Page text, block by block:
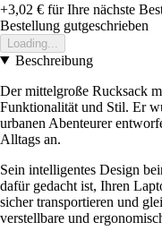
+3,02 € für Ihre nächste
Bestellung gutgeschrieben
Loading...
Beschreibung
Der mittelgroße Rucksack
Funktionalität und Stil. Er
urbanen Abenteurer
Alltags an.
Sein intelligentes Design
dafür gedacht ist, Ihren
sicher transportieren und
verstellbare und